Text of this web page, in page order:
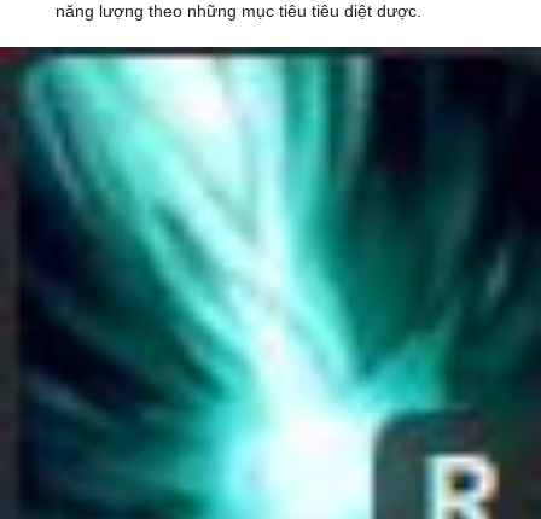
năng lượng theo những mục tiêu tiêu diệt dược.